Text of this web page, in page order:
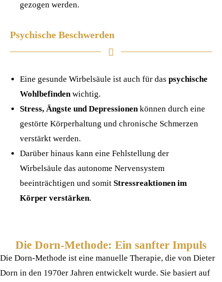
gezogen werden.
Psychische Beschwerden
Eine gesunde Wirbelsäule ist auch für das psychische
Wohlbefinden wichtig.
Stress, Ängste und Depressionen können durch eine
gestörte Körperhaltung und chronische Schmerzen
verstärkt werden.
Darüber hinaus kann eine Fehlstellung der
Wirbelsäule das autonome Nervensystem
beeinträchtigen und somit Stressreaktionen im
Körper verstärken.
Die Dorn-Methode: Ein sanfter Impuls
Die Dorn-Methode ist eine manuelle Therapie, die von Dieter
Dorn in den 1970er Jahren entwickelt wurde. Sie basiert auf